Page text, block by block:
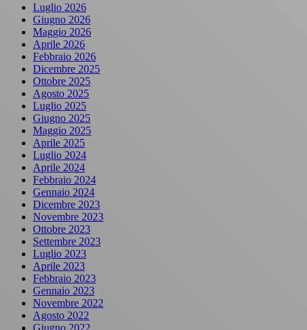
Luglio 2026
Giugno 2026
Maggio 2026
Aprile 2026
Febbraio 2026
Dicembre 2025
Ottobre 2025
Agosto 2025
Luglio 2025
Giugno 2025
Maggio 2025
Aprile 2025
Luglio 2024
Aprile 2024
Febbraio 2024
Gennaio 2024
Dicembre 2023
Novembre 2023
Ottobre 2023
Settembre 2023
Luglio 2023
Aprile 2023
Febbraio 2023
Gennaio 2023
Novembre 2022
Agosto 2022
Giugno 2022